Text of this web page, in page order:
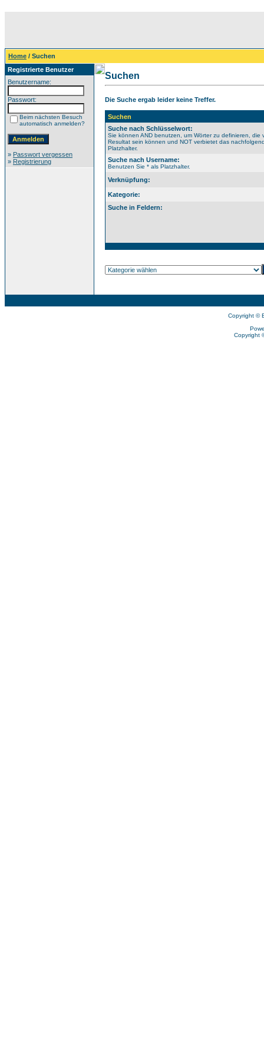
Home / Suchen
Registrierte Benutzer
Benutzername:
Passwort:
Beim nächsten Besuch
automatisch anmelden?
» Passwort vergessen
» Registrierung
Suchen
Die Suche ergab leider keine Treffer.
Suchen
Suche nach Schlüsselwort:
Sie können AND benutzen, um Wörter zu definieren, die
Resultat sein können und NOT verbietet das
Platzhalter.
Suche nach Username:
Benutzen Sie * als Platzhalter.
Verknüpfung:
Kategorie:
Suche in Feldern:
Copyright ©
Copyright